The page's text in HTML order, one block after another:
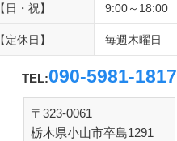
【日・祝】 9:00～18:00
【定休日】 毎週木曜日
TEL:090-5981-1817
〒323-0061
栃木県小山市卒島1291